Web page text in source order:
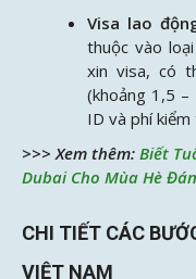
Visa lao
thuộc vào
xin visa, có
(khoảng 1,5
ID và phí
>>> Xem thêm: Biết
Dubai Cho Mùa Hè
CHI TIẾT CÁC
VIỆT NAM